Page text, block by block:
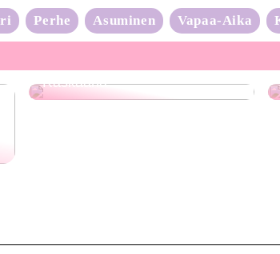
Perhe Asuminen Vapaa-Aika
Raskaana?